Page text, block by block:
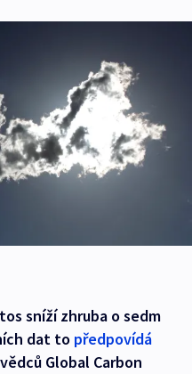
sníží zhruba o sedm
dat to předpovídá
Global Carbon